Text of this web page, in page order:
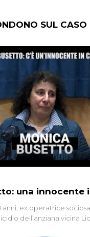
SUL CASO
una innocente
anni, ex operatrice
dell’anziana vicina